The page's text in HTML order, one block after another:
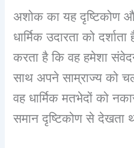
अशोक का यह दृष्टिकोण
धार्मिक उदारता को
करता है कि वह हमेशा
साथ अपने साम्राज्य को
वह धार्मिक मतभेदों को
समान दृष्टिकोण से देखता